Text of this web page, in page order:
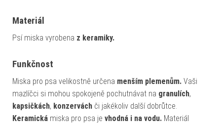
Materiál
Psí miska vyrobena z keramiky.
Funkčnost
Miska pro psa velikostně určena menším plemenům. Vaši
mazlíčci si mohou spokojeně pochutnávat na granulích,
kapsičkách, konzervách či jakékoliv další dobrůtce.
Keramická miska pro psa je vhodná i na vodu. Materiál